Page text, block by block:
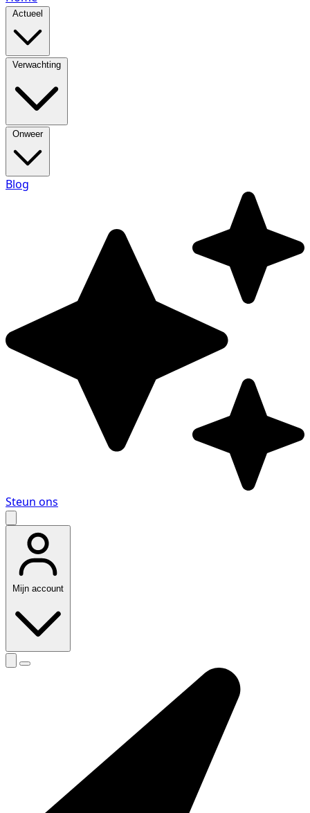
Actueel
Verwachting
Onweer
Blog
Steun ons
Mijn account